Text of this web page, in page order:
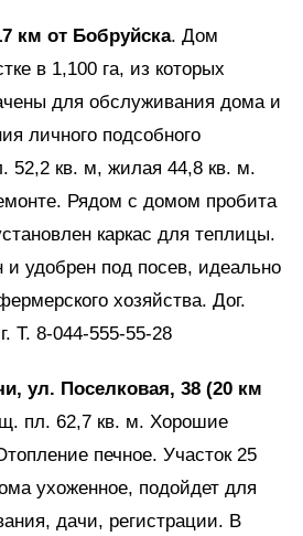
км от Бобруйска. Дом
в 1,100 га, из которых
для обслуживания дома и
личного подсобного
52,2 кв. м, жилая 44,8 кв. м.
Рядом с домом пробита
каркас для теплицы.
и удобрен под посев, идеально
хозяйства. Дог.
Т. 8-044-555-55-28
ул. Поселковая, 38 (20 км
пл. 62,7 кв. м. Хорошие
печное. Участок 25
ухоженное, подойдет для
дачи, регистрации. В